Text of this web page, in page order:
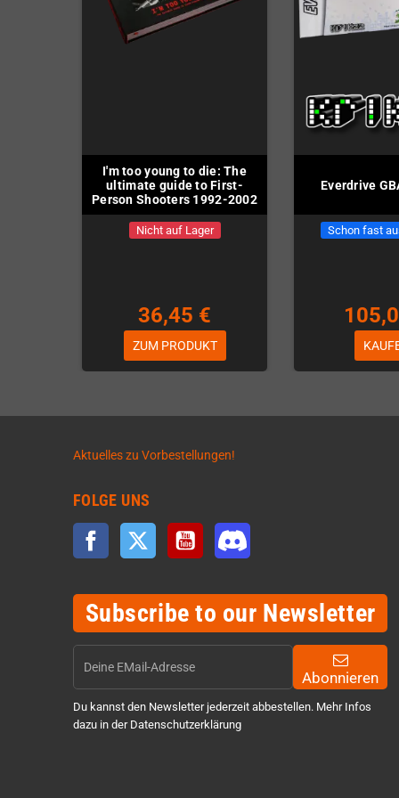
I'm too young to die: The
ultimate guide to First-
Person Shooters 1992-2002
Nicht auf Lager
36,45 €
ZUM PRODUKT
Everdrive
Schon fast
Aktuelles zu Vorbestellungen!
FOLGE UNS
Facebook Twitter YouTube
Subscribe to our Newsletter
Abonnieren
Du kannst den Newsletter jederzeit abbestellen. Mehr Infos
dazu in der Datenschutzerklärung